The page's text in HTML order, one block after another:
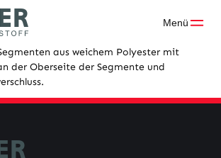
Menü
aus weichem Polyester mit
der Oberseite der Segmente und